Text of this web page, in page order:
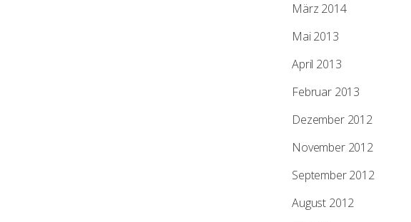
März 2014
Mai 2013
April 2013
Februar 2013
Dezember 2012
November 2012
September 2012
August 2012